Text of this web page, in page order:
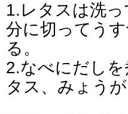
1.レタスは洗
分に切ってう
る。
2.なべにだし
タス、みょう